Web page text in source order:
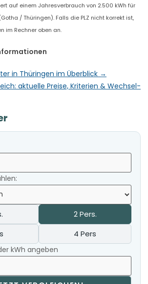
auf einem Jahresverbrauch von 2.500 kWh für
/ Thüringen). Falls die PLZ nicht korrekt ist,
im Rechner oben an.
in Thüringen im Überblick →
aktuelle Preise, Kriterien & Wechsel-
2 Pers.
4 Pers
kWh angeben